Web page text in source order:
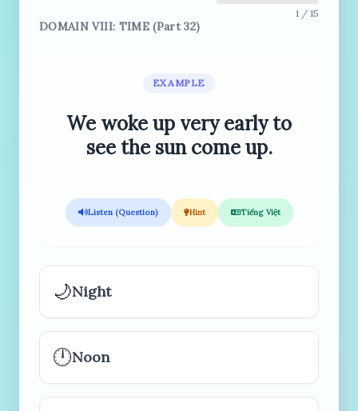
DOMAIN VIII: TIME (Part 32)
1 / 15
EXAMPLE
We woke up very early to
see the sun come up.
Listen (Question) Hint Tiếng Việt
🌙Night
🕛Noon